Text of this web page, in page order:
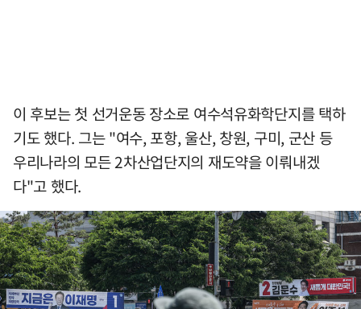
이 후보는 첫 선거운동 장소로 여수석유화학단지를 택하
기도 했다. 그는 "여수, 포항, 울산, 창원, 구미, 군산 등
우리나라의 모든 2차산업단지의 재도약을 이뤄내겠
다"고 했다.